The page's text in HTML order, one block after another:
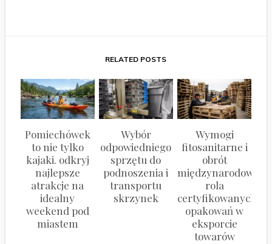
RELATED POSTS
Pomiechówek
to nie tylko
kajaki. odkryj
najlepsze
atrakcje na
idealny
weekend pod
miastem
Wybór
odpowiedniego
sprzętu do
podnoszenia i
transportu
skrzynek
Wymogi
fitosanitarne i
obrót
międzynarodowy:
rola
certyfikowanych
opakowań w
eksporcie
towarów